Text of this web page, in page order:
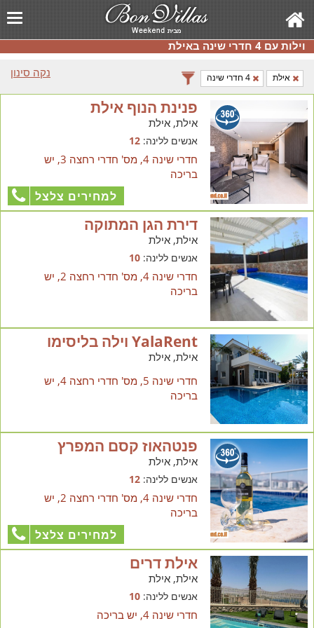
וילות עם 4 חדרי שינה באילת
נקה סינון
אילת 4 חדרי שינה
פנינת הנוף אילת
אילת, אילת
אנשים ללינה:12
חדרי שינה 4, מס' חדרי רחצה 3, יש
בריכה
למחירים צלצל
דירת הגן המתוקה
אילת, אילת
אנשים ללינה:10
חדרי שינה 4, מס' חדרי רחצה 2, יש
בריכה
YalaRent וילה בליסימו
אילת, אילת
חדרי שינה 5, מס' חדרי רחצה 4, יש
בריכה
פנטהאוז קסם המפרץ
אילת, אילת
אנשים ללינה:12
חדרי שינה 4, מס' חדרי רחצה 2, יש
בריכה
למחירים צלצל
אילת דרים
אילת, אילת
אנשים ללינה:10
חדרי שינה 4, יש בריכה